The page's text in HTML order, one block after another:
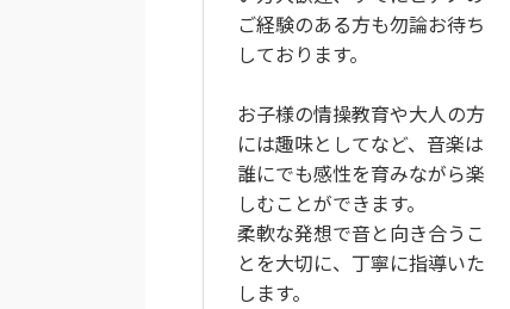
ご経験のある方も勿論お待ち
しております。
お子様の情操教育や大人の方
には趣味としてなど、音楽は
誰にでも感性を育みながら楽
しむことができます。
柔軟な発想で音と向き合うこ
とを大切に、丁寧に指導いた
します。